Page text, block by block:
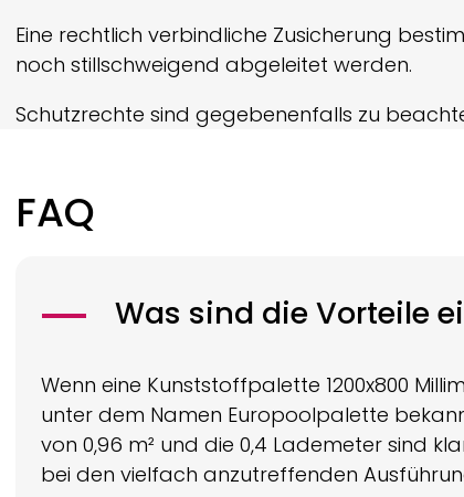
Eine rechtlich verbindliche Zusicherung
noch still­schweigend abgeleitet werden.
Schutzrechte sind gegebenenfalls zu
FAQ
Was sind die Vorteile
Wenn eine Kunststoffpalette 1200x800
unter dem Namen Europoolpalette
von 0,96 m² und die 0,4 Lademeter sind
bei den vielfach anzutreffenden